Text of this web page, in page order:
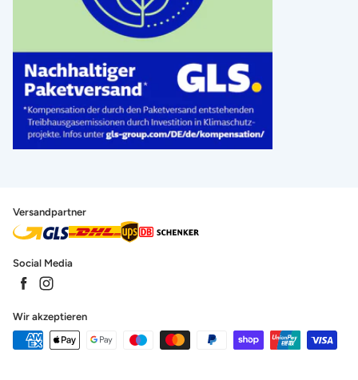
Versandpartner
Social Media
Wir akzeptieren